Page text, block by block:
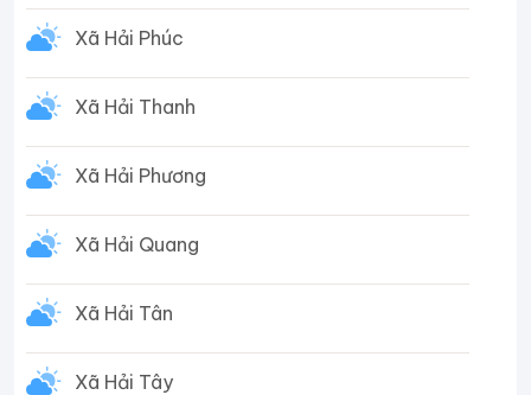
Xã Hải Phúc
Xã Hải Thanh
Xã Hải Phương
Xã Hải Quang
Xã Hải Tân
Xã Hải Tây